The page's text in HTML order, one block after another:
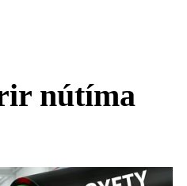
nútíma